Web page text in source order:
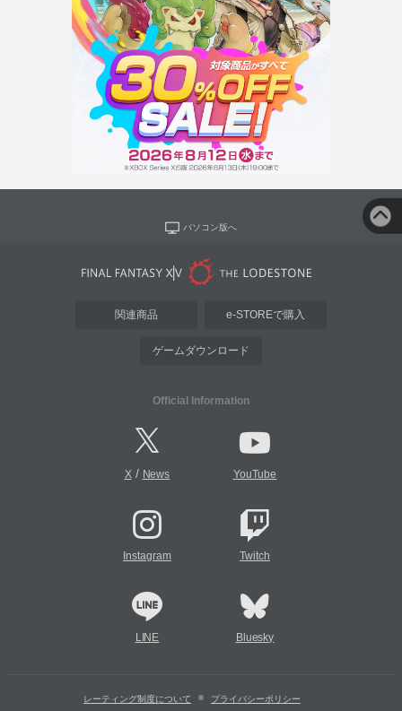
パソコン版へ
関連商品 e-STOREで購入
ゲームダウンロード
Official Information
X/ News YouTube
Instagram Twitch
LINE Bluesky
レーティング制度について プライバシーポリシー